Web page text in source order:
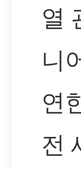
열
니
연
전